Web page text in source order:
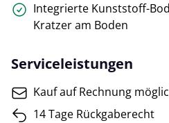
Integrierte Kunststoff-
Kratzer am Boden
Serviceleistungen
Kauf auf Rechnung
14 Tage Rückgaberecht